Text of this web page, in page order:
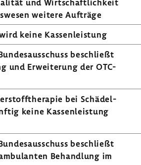
weitere Aufträge
keine Kassen­leis­tung
beschließt
und Erwei­te­rung der OTC-​
bei Schä­del­
keine Kassen­leis­tung
beschließt
Behand­lung im